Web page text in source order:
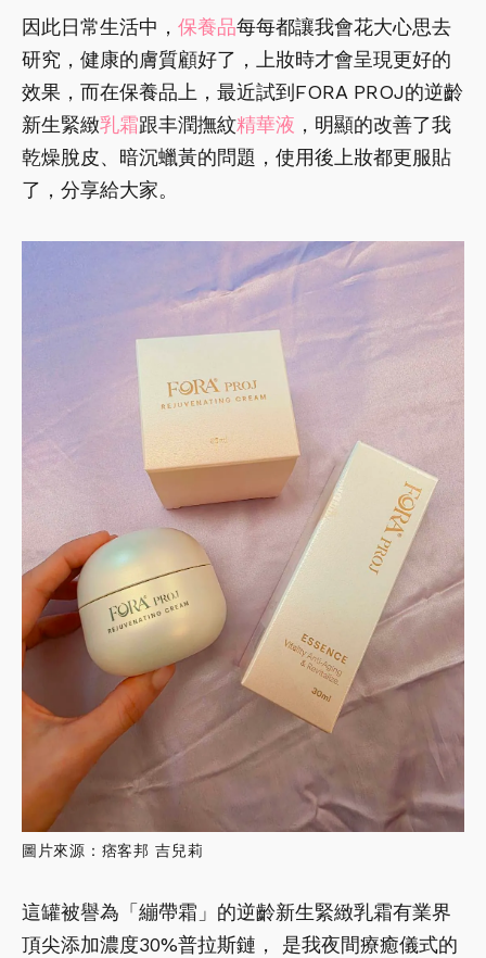
因此日常生活中， 保養品每每都讓我會花大心思去
研究，健康的膚質顧好了，上妝時才會呈現更好的
效果，而在保養品上，最近試到FORA PROJ的逆齡
新生緊緻乳霜跟丰潤撫紋精華液 ，明顯的改善了我
乾燥脫皮、暗沉蠟黃的問題，使用後上妝都更服貼
了，分享給大家。
圖片來源：痞客邦 吉兒莉
這罐被譽為「繃帶霜」的逆齡新生緊緻乳霜有業界
頂尖添加濃度30%普拉斯鏈， 是我夜間療癒儀式的